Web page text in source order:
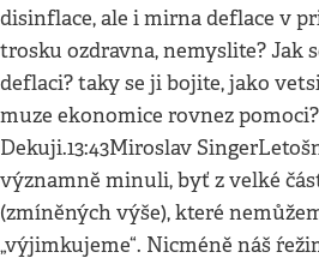
disinflace, ale i mirna deflace v
trosku ozdravna, nemyslite? Jak
deflaci? taky se ji bojite, jako
muze ekonomice rovnez pomoci?
Dekuji.13:43Miroslav
významně minuli, byť z velké
(zmíněných výše), které
„výjimkujeme“. Nicméně náš